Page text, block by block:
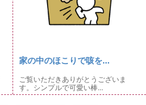
家の中のほこりで咳を...
ご覧いただきありがとうございま
す。シンプルで可愛い棒...